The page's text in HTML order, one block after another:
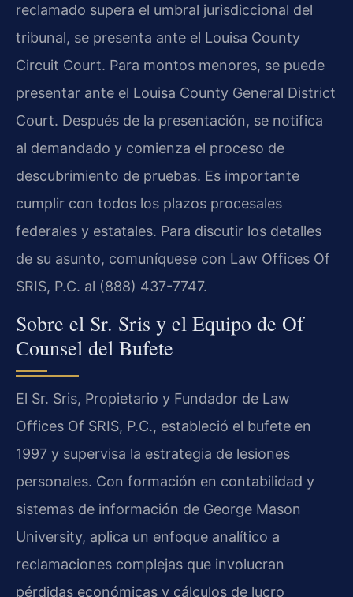
reclamado supera el umbral jurisdiccional del
tribunal, se presenta ante el Louisa County
Circuit Court. Para montos menores, se puede
presentar ante el Louisa County General District
Court. Después de la presentación, se notifica
al demandado y comienza el proceso de
descubrimiento de pruebas. Es importante
cumplir con todos los plazos procesales
federales y estatales. Para discutir los detalles
de su asunto, comuníquese con Law Offices Of
SRIS, P.C. al (888) 437-7747.
Sobre el Sr. Sris y el Equipo de Of
Counsel del Bufete
El Sr. Sris, Propietario y Fundador de Law
Offices Of SRIS, P.C., estableció el bufete en
1997 y supervisa la estrategia de lesiones
personales. Con formación en contabilidad y
sistemas de información de George Mason
University, aplica un enfoque analítico a
reclamaciones complejas que involucran
pérdidas económicas y cálculos de lucro